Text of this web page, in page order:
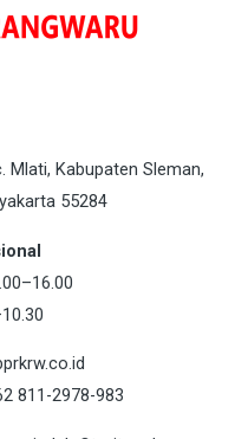
Mlati, Kabupaten Sleman,
55284
811-2978-983